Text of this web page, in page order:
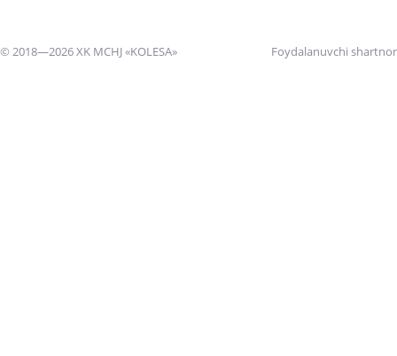
© 2018—2026 XK MCHJ «KOLESA» Foydalanuvchi